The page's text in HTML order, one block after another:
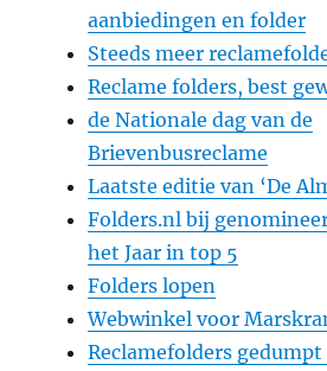
aanbiedingen en folder
Steeds meer
Reclame folders, best
de Nationale dag van de
Brievenbusreclame
Laatste editie van ‘De
Folders.nl bij
het Jaar in top 5
Folders lopen
Webwinkel voor
Reclamefolders